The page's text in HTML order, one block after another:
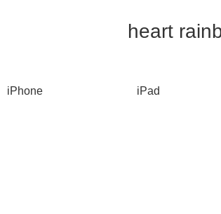
heart
iPhone iPad